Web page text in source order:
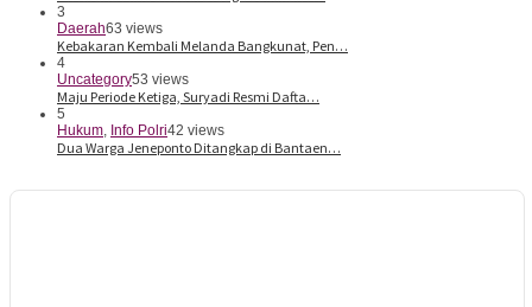
3
Daerah63 views
Kebakaran Kembali Melanda Bangkunat, Pen…
4
Uncategory53 views
Maju Periode Ketiga, Suryadi Resmi Dafta…
5
Hukum, Info Polri42 views
Dua Warga Jeneponto Ditangkap di Bantaen…